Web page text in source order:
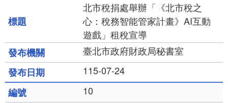
北市稅捐處舉辦「《北市稅之
心：稅務智能管家計畫》AI互動
遊戲」租稅宣導
臺北市政府財政局秘書室
115-07-24
10